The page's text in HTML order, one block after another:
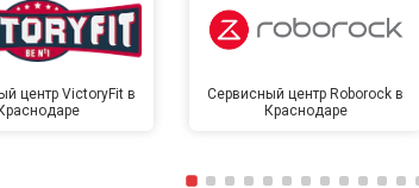
центр VictoryFit в
Сервисный центр Roborock в
Краснодаре